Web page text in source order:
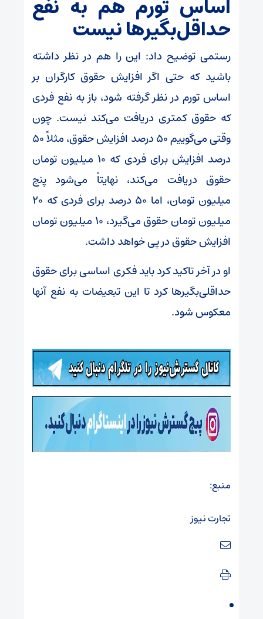
اساس تورم هم به نفع
حداقل‌بگیرها نیست
رستمی توضیح داد: این را هم در نظر داشته
باشید که حتی اگر افزایش حقوق کارگران بر
اساس تورم در نظر گرفته شود، باز به نفع فردی
که حقوق کمتری دریافت می‌کند نیست. چون
وقتی می‌گوییم ۵۰ درصد افزایش حقوق، مثلاً ۵۰
درصد افزایش برای فردی که ۱۰ میلیون تومان
حقوق دریافت می‌کند، نهایتاً می‌شود پنج
میلیون تومان، اما ۵۰ درصد برای فردی که ۲۰
میلیون تومان حقوق می‌گیرد، ۱۰ میلیون تومان
افزایش حقوق در پی خواهد داشت.
او در آخر تاکید کرد باید فکری اساسی برای حقوق
حداقلی‌بگیرها کرد تا این تبعیضات به نفع آنها
معکوس شود.
منبع:
تجارت نیوز